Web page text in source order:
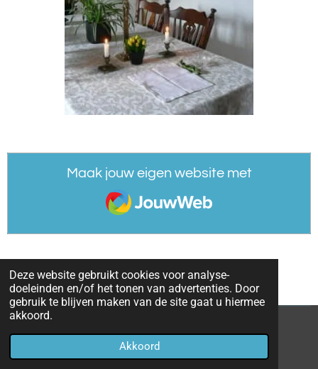
Deze website gebruikt cookies voor analyse-
doeleinden en/of het tonen van advertenties. Door
gebruik te blijven maken van de site gaat u hiermee
akkoord.
Akkoord
Maak jouw eigen website met
JouwWeb